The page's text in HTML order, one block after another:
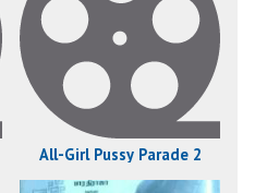
All-Girl Pussy Parade 2